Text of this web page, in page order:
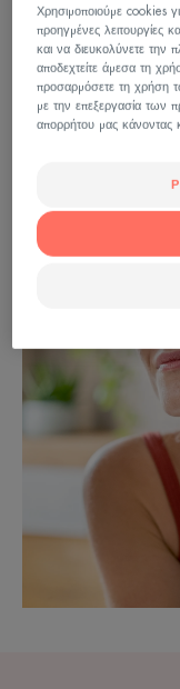
Πώς να
Χρησιμοποιούμε cookies
προηγμένες λειτουργίες
και να διευκολύνετε την
αποδεχτείτε άμεσα τη
προσαρμόσετε τη χρήση
με την επεξεργασία των
απορρήτου μας κάνοντας